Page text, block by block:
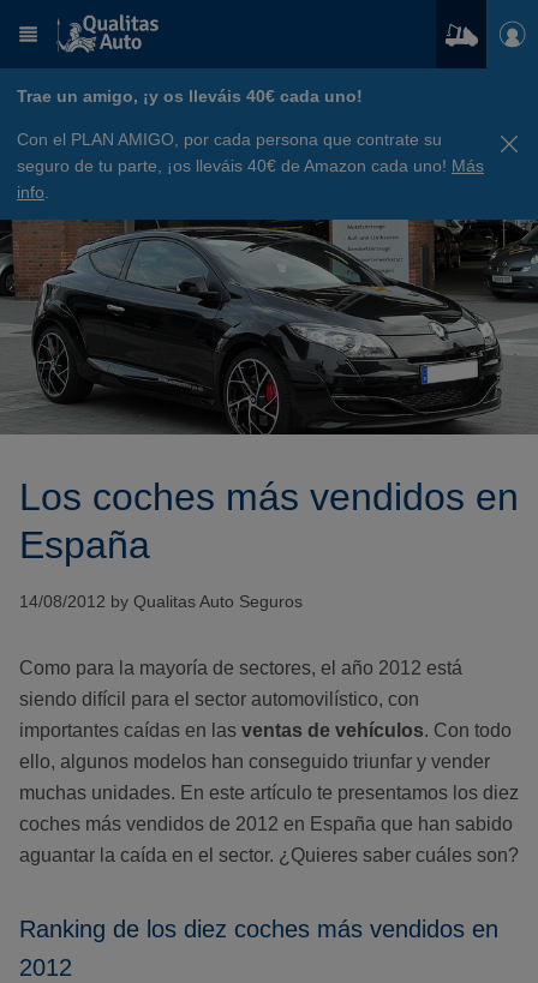
Trae un amigo, ¡y os lleváis 40€ cada uno!
Con el PLAN AMIGO, por cada persona que contrate su
seguro de tu parte, ¡os lleváis 40€ de Amazon cada uno! Más
info
Los coches más vendidos en
España
14/08/2012 by Qualitas Auto Seguros
Como para la mayoría de sectores, el año 2012 está
siendo difícil para el sector automovilístico, con
importantes caídas en las ventas de vehículos. Con todo
ello, algunos modelos han conseguido triunfar y vender
muchas unidades. En este artículo te presentamos los diez
coches más vendidos de 2012 en España que han sabido
aguantar la caída en el sector. ¿Quieres saber cuáles son?
Ranking de los diez coches más vendidos en
2012